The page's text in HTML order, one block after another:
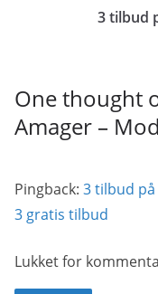
3 tilbud
One thought
Amager –
Pingback: 3 tilbud
3 gratis tilbud
Lukket for